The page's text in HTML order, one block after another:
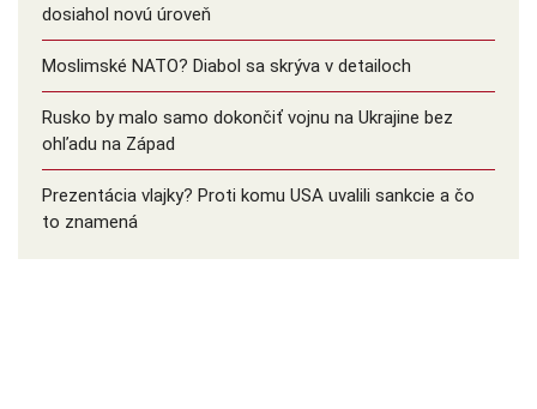
dosiahol novú úroveň
Moslimské NATO? Diabol sa skrýva v detailoch
Rusko by malo samo dokončiť vojnu na Ukrajine bez
ohľadu na Západ
Prezentácia vlajky? Proti komu USA uvalili sankcie a čo
to znamená